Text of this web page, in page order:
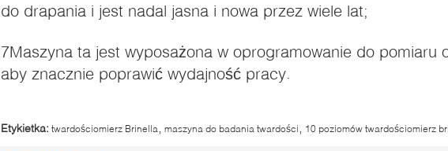
do drapania i jest nadal jasna i nowa przez wiele lat;
7Maszyna ta jest wyposażona w oprogramowanie do pomiaru
aby znacznie poprawić wydajność pracy.
Etykietka: twardościomierz Brinella maszyna do badania twardości 10 poziomów twardościomierz